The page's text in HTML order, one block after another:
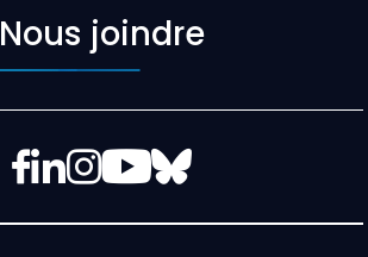
Facebook
LinkedIn
Instagram
YouTube
Bluesky
Nous joindre